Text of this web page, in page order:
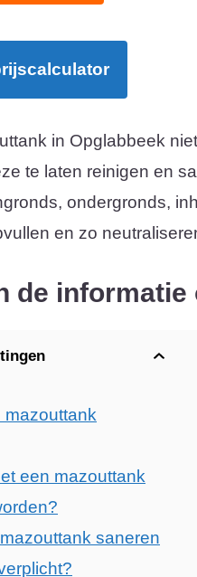
in Opglabbeek
te laten reinigen en
ondergronds,
en zo
de informatie
mazouttank
een mazouttank
saneren